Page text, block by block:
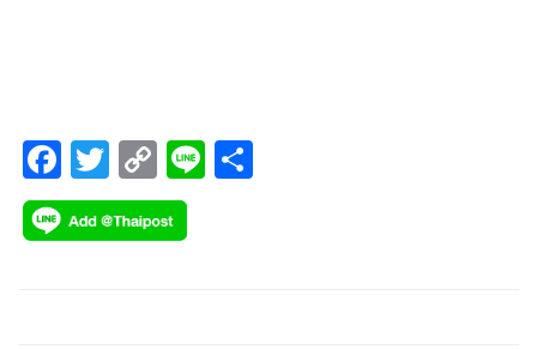
F
ac
e
T
wi
tt
C
o
p
Li